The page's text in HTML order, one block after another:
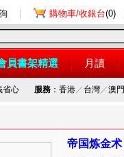
購物車/收銀台(0)
員書架精選 月讀
省心 服務：香港／ 台灣／澳門
帝国炼金术